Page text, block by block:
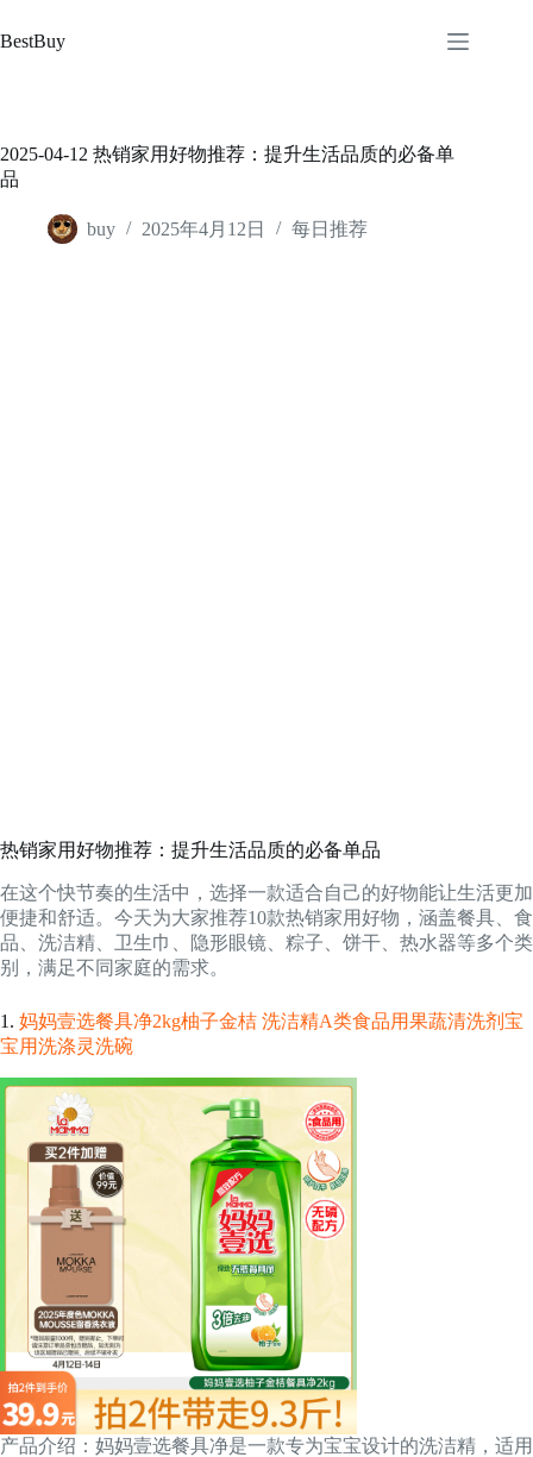
至
BestBuy
2025-04-12 热销家用好物推荐：提升生活品质的必备单
品
buy 2025年4月12日 每日推荐
热销家用好物推荐：提升生活品质的必备单品
在这个快节奏的生活中，选择一款适合自己的好物能让生活更加
便捷和舒适。今天为大家推荐10款热销家用好物，涵盖餐具、食
品、洗洁精、卫生巾、隐形眼镜、粽子、饼干、热水器等多个类
别，满足不同家庭的需求。
1. 妈妈壹选餐具净2kg柚子金桔 洗洁精A类食品用果蔬清洗剂宝
宝用洗涤灵洗碗
产品介绍：妈妈壹选餐具净是一款专为宝宝设计的洗洁精，适用